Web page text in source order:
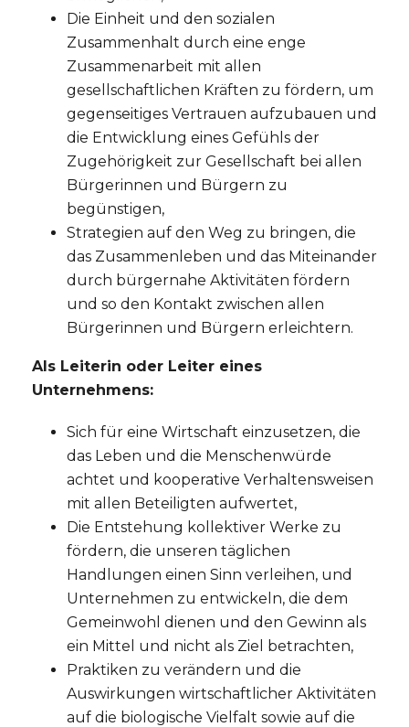
Die Einheit und den sozialen
Zusammenhalt durch eine enge
Zusammenarbeit mit allen
gesellschaftlichen Kräften zu fördern, um
gegenseitiges Vertrauen aufzubauen und
die Entwicklung eines Gefühls der
Zugehörigkeit zur Gesellschaft bei allen
Bürgerinnen und Bürgern zu
begünstigen,
Strategien auf den Weg zu bringen, die
das Zusammenleben und das Miteinander
durch bürgernahe Aktivitäten fördern
und so den Kontakt zwischen allen
Bürgerinnen und Bürgern erleichtern.
Als Leiterin oder Leiter eines
Unternehmens:
Sich für eine Wirtschaft einzusetzen, die
das Leben und die Menschenwürde
achtet und kooperative Verhaltensweisen
mit allen Beteiligten aufwertet,
Die Entstehung kollektiver Werke zu
fördern, die unseren täglichen
Handlungen einen Sinn verleihen, und
Unternehmen zu entwickeln, die dem
Gemeinwohl dienen und den Gewinn als
ein Mittel und nicht als Ziel betrachten,
Praktiken zu verändern und die
Auswirkungen wirtschaftlicher Aktivitäten
auf die biologische Vielfalt sowie auf die